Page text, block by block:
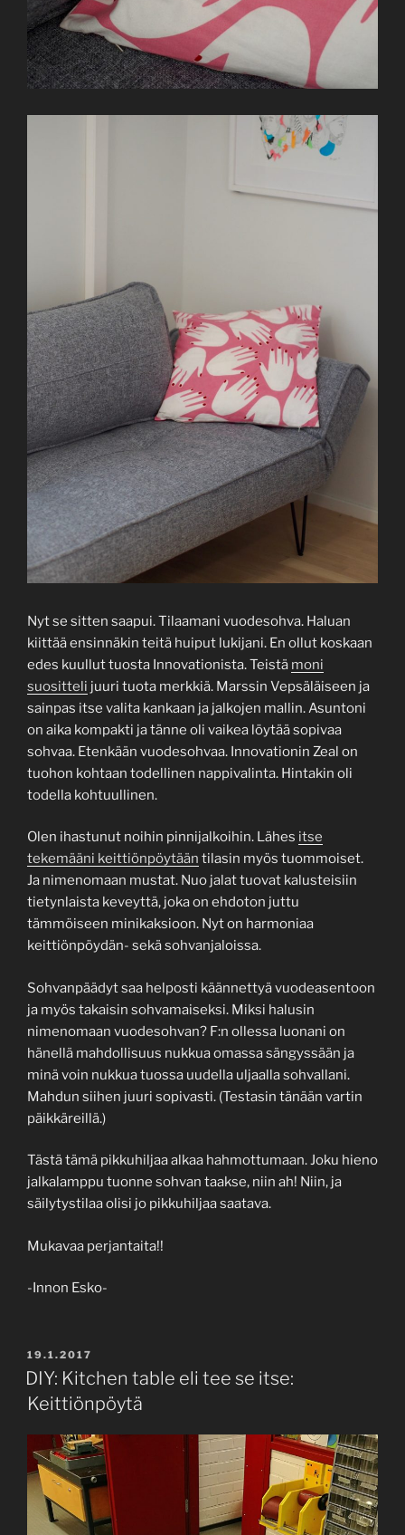
Nyt se sitten saapui. Tilaamani vuodesohva. Haluan
kiittää ensinnäkin teitä huiput lukijani. En ollut koskaan
edes kuullut tuosta Innovationista. Teistä moni
suositteli juuri tuota merkkiä. Marssin Vepsäläiseen ja
sainpas itse valita kankaan ja jalkojen mallin. Asuntoni
on aika kompakti ja tänne oli vaikea löytää sopivaa
sohvaa. Etenkään vuodesohvaa. Innovationin Zeal on
tuohon kohtaan todellinen nappivalinta. Hintakin oli
todella kohtuullinen.
Olen ihastunut noihin pinnijalkoihin. Lähes itse
tekemääni keittiönpöytään tilasin myös tuommoiset.
Ja nimenomaan mustat. Nuo jalat tuovat kalusteisiin
tietynlaista keveyttä, joka on ehdoton juttu
tämmöiseen minikaksioon. Nyt on harmoniaa
keittiönpöydän- sekä sohvanjaloissa.
Sohvanpäädyt saa helposti käännettyä vuodeasentoon
ja myös takaisin sohvamaiseksi. Miksi halusin
nimenomaan vuodesohvan? F:n ollessa luonani on
hänellä mahdollisuus nukkua omassa sängyssään ja
minä voin nukkua tuossa uudella uljaalla sohvallani.
Mahdun siihen juuri sopivasti. (Testasin tänään vartin
päikkäreillä.)
Tästä tämä pikkuhiljaa alkaa hahmottumaan. Joku hieno
jalkalamppu tuonne sohvan taakse, niin ah! Niin, ja
säilytystilaa olisi jo pikkuhiljaa saatava.
Mukavaa perjantaita!!
-Innon Esko-
POSTED
ON
19.1.2017
DIY: Kitchen table eli tee se itse:
Keittiönpöytä